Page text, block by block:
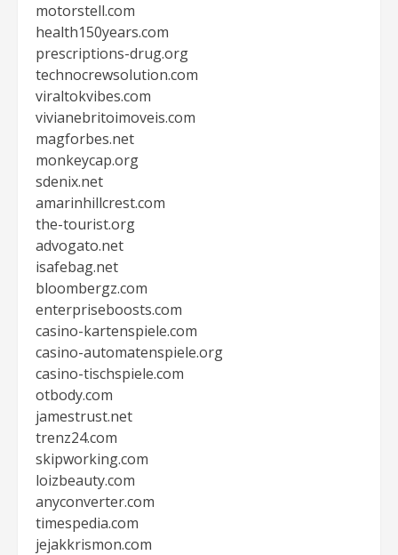
motorstell.com
health150years.com
prescriptions-drug.org
technocrewsolution.com
viraltokvibes.com
vivianebritoimoveis.com
magforbes.net
monkeycap.org
sdenix.net
amarinhillcrest.com
the-tourist.org
advogato.net
isafebag.net
bloombergz.com
enterpriseboosts.com
casino-kartenspiele.com
casino-automatenspiele.org
casino-tischspiele.com
otbody.com
jamestrust.net
trenz24.com
skipworking.com
loizbeauty.com
anyconverter.com
timespedia.com
jejakkrismon.com